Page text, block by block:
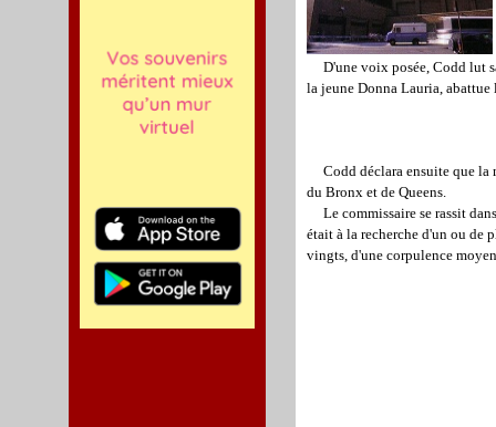
D'une voix posée, Codd lut
la jeune Donna Lauria,
Codd déclara ensuite que la
du Bronx et de Queens.
Le commissaire se rassit
était à la recherche d'un ou de
vingts, d'une corpulence